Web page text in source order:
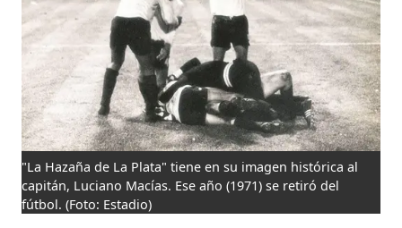
"La Hazaña de La Plata" tiene en su imagen histórica al
capitán, Luciano Macías. Ese año (1971) se retiró del
fútbol. (Foto: Estadio)